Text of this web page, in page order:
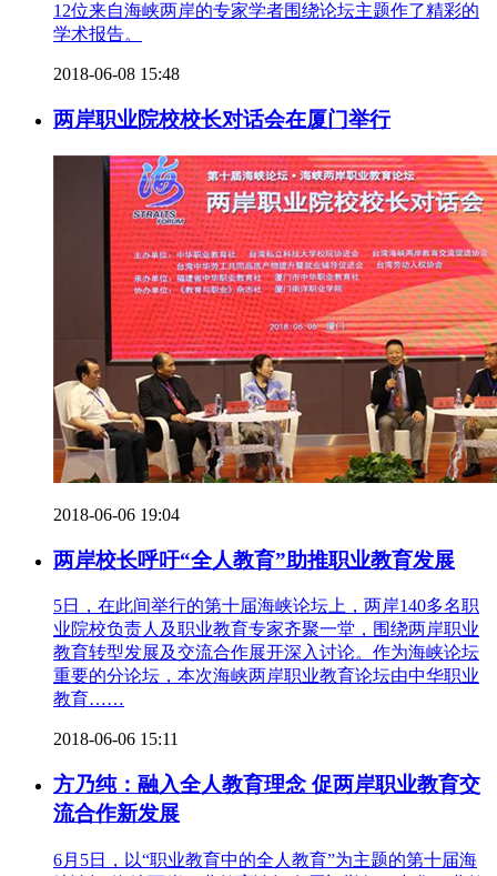
12位来自海峡两岸的专家学者围绕论坛主题作了精彩的
学术报告。
2018-06-08 15:48
两岸职业院校校长对话会在厦门举行
2018-06-06 19:04
两岸校长呼吁“全人教育”助推职业教育发展
5日，在此间举行的第十届海峡论坛上，两岸140多名职
业院校负责人及职业教育专家齐聚一堂，围绕两岸职业
教育转型发展及交流合作展开深入讨论。作为海峡论坛
重要的分论坛，本次海峡两岸职业教育论坛由中华职业
教育……
2018-06-06 15:11
方乃纯：融入全人教育理念 促两岸职业教育交
流合作新发展
6月5日，以“职业教育中的全人教育”为主题的第十届海